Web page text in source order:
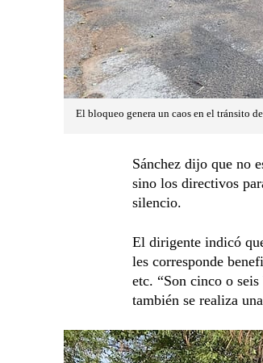
El bloqueo genera un caos en el tránsito
Sánchez dijo que no
sino los directivos
silencio.
El dirigente indicó
les corresponde
etc. “Son cinco o
también se realiza